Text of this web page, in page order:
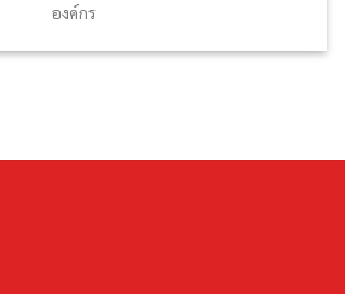
องค์กร